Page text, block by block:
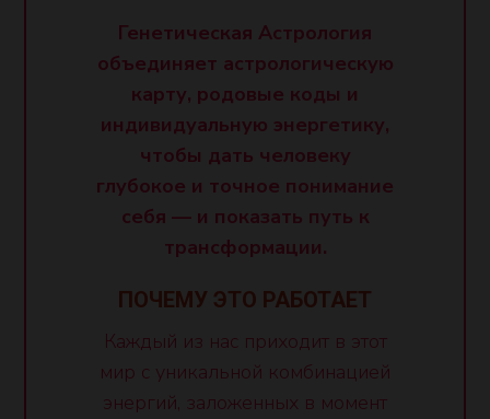
Генетическая Астрология
объединяет астрологическую
карту, родовые коды и
индивидуальную энергетику,
чтобы дать человеку
глубокое и точное понимание
себя — и показать путь к
трансформации.
ПОЧЕМУ ЭТО РАБОТАЕТ
Каждый из нас приходит в этот
мир с уникальной комбинацией
энергий, заложенных в момент